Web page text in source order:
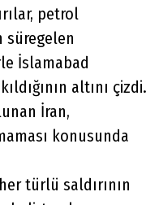
petrol
süregelen
İslamabad
altını çizdi.
İran,
konusunda
türlü saldırının